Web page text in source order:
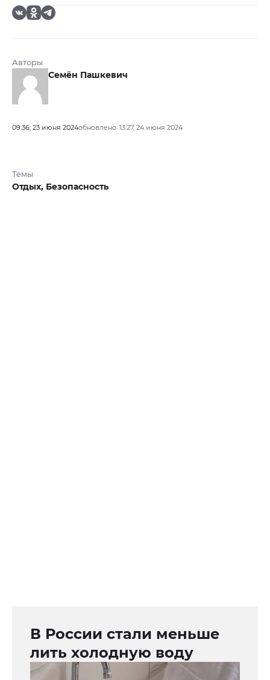
Авторы
Семён Пашкевич
09:36, 23 июня 2024обновлено: 13:27, 24 июня 2024
Темы
Отдых, Безопасность
В России стали меньше
лить холодную воду